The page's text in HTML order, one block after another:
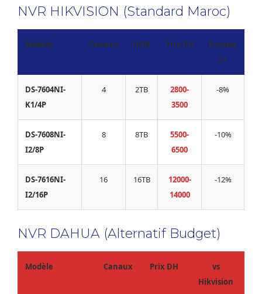
NVR HIKVISION (Standard Maroc)
Modèle Canaux HDD Prix DH
Remise
2+
DS-7604NI-
K1/4P
4 2TB
2800-
3500
-8%
DS-7608NI-
I2/8P
8 8TB
5500-
6500
-10%
DS-7616NI-
I2/16P
16 16TB
12000-
14000
-12%
NVR DAHUA (Alternatif Budget)
Modèle Canaux Prix DH
vs
Hikvision